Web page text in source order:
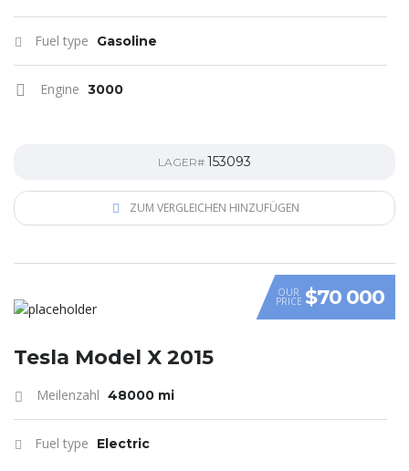
Fuel type Gasoline
Engine 3000
LAGER# 153093
ZUM VERGLEICHEN HINZUFÜGEN
OUR
PRICE $70 000
Tesla Model X 2015
Meilenzahl 48000 mi
Fuel type Electric